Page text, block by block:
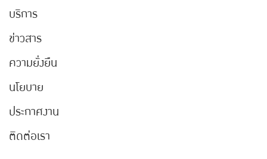
บริการ
ข่าวสาร
ความยั่งยืน
นโยบาย
ประกาศงาน
ติดต่อเรา